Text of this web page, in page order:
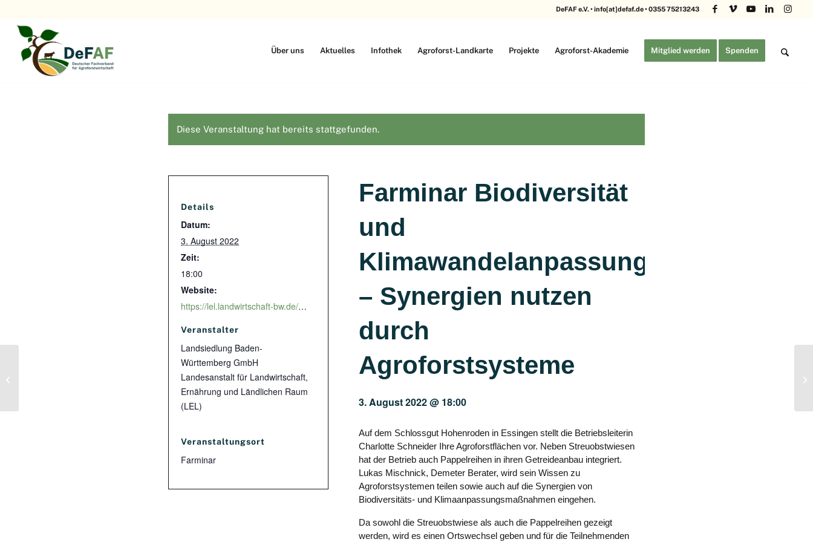
DeFAF e.V. • info[at]defaf.de • 0355 75213243
Über uns Aktuelles Infothek Agroforst-Landkarte Projekte Agroforst-Akademie Mitglied werden Spenden
Diese Veranstaltung hat bereits stattgefunden.
Farminar Biodiversität
und
Klimawandelanpassung
– Synergien nutzen
durch
Agroforstsysteme
3. August 2022 @ 18:00
Auf dem Schlossgut Hohenroden in Essingen stellt die Betriebsleiterin
Charlotte Schneider Ihre Agroforstflächen vor. Neben Streuobstwiesen
hat der Betrieb auch Pappelreihen in ihren Getreideanbau integriert.
Lukas Mischnick, Demeter Berater, wird sein Wissen zu
Agroforstsystemen teilen sowie auch auf die Synergien von
Biodiversitäts- und Klimaanpassungsmaßnahmen eingehen.
Da sowohl die Streuobstwiese als auch die Pappelreihen gezeigt
werden, wird es einen Ortswechsel geben und für die Teilnehmenden
Details
Datum:
3. August 2022
Zeit:
18:00
Website:
https://lel.landwirtschaft-bw.de/pb/site/pbs-bw-mlr/customForm/10345823/Lde/index.html?success=true&id=1334661
Veranstalter
Landsiedlung Baden-
Württemberg GmbH
Landesanstalt für Landwirtschaft,
Ernährung und Ländlichen Raum
(LEL)
Veranstaltungsort
Farminar